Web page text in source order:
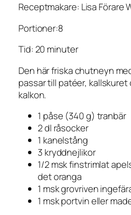
Receptmakare: Lisa Förare
Portioner:8
Tid: 20 minuter
Den här friska chutneyn
passar till patéer,
kalkon.
1 påse (340 g) tranbär
2 dl råsocker
1 kanelstång
3 kryddnejlikor
1/2 msk finstrimlat
det oranga
1 msk grovriven
1 msk portvin eller